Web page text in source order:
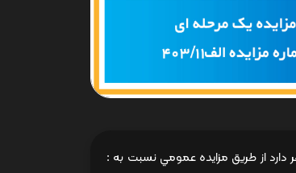
تایر و رابر ( سهامی عام ) به شماره ثبت 6590 و شناسه ملی 10100440525 در نظر دارد از طريق مزایده عمومي نسبت به :